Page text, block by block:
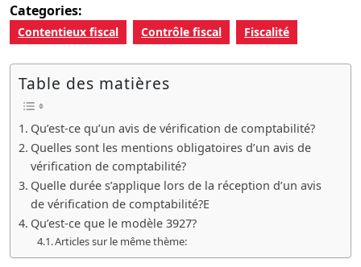
Categories:
Contentieux fiscal Contrôle fiscal Fiscalité
Table des matières
Qu’est-ce qu’un avis de vérification de comptabilité?
Quelles sont les mentions obligatoires d’un avis de
vérification de comptabilité?
Quelle durée s’applique lors de la réception d’un avis
de vérification de comptabilité?E
Qu’est-ce que le modèle 3927?
Articles sur le même thème: